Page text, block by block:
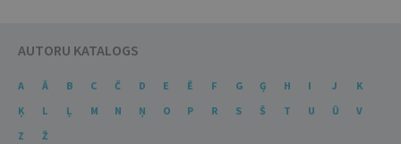
AUTORU KATALOGS
A Ā B C Č D E Ē F G Ģ H I J
K
Ķ
L Ļ M N Ņ O P R S Š T U Ū
V
Z
Ž